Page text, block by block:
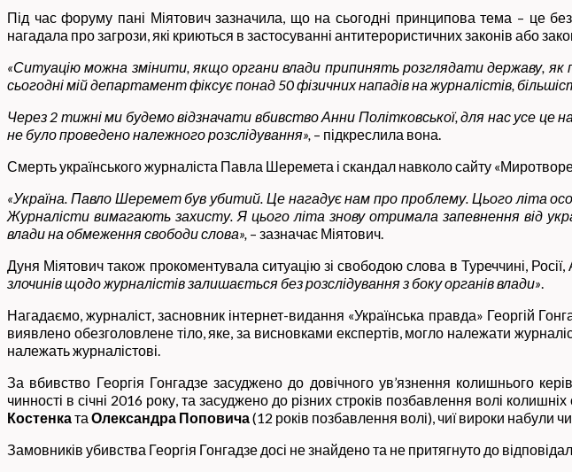
Під час форуму пані Міятович зазначила, що на сьогодні принципова тема – це
нагадала про загрози, які криються в застосуванні антитерористичних законів або
«Ситуацію можна змінити, якщо органи влади припинять розглядати державу, як
сьогодні мій департамент фіксує понад 50 фізичних нападів на журналістів,
Через 2 тижні ми будемо відзначати вбивство Анни Політковської, для нас усе це
не було проведено належного розслідування», – підкреслила вона.
Смерть українського журналіста Павла Шеремета і скандал навколо сайту
«Україна. Павло Шеремет був убитий. Це нагадує нам про проблему. Цього літа
Журналісти вимагають захисту. Я цього літа знову отримала запевнення від
влади на обмеження свободи слова», – зазначає Міятович.
Дуня Міятович також прокоментувала ситуацію зі свободою слова в Туреччині,
злочинів щодо журналістів залишається без розслідування з боку органів влади».
Нагадаємо, журналіст, засновник інтернет-видання «Українська правда» Георгій
виявлено обезголовлене тіло, яке, за висновками експертів, могло належати
належать журналістові.
За вбивство Георгія Гонгадзе засуджено до довічного ув’язнення колишнього
чинності в січні 2016 року, та засуджено до різних строків позбавлення волі
Костенката Олександра Поповича(12 років позбавлення волі), чиї вироки набули
Замовників убивства Георгія Гонгадзе досі не знайдено та не притягнуто до